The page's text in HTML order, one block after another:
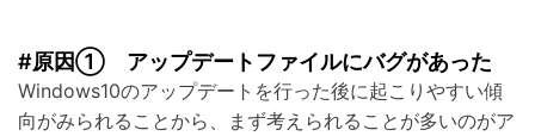
#原因① アップデートファイルにバグがあった
Windows10のアップデートを行った後に起こりやすい傾
向がみられることから、まず考えられることが多いのがア